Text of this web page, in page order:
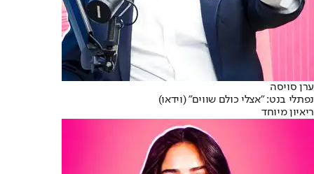
ערן סויסה
נפתלי בנט: "אצלי כולם שווים" (וידאו)
ריאיון מיוחד